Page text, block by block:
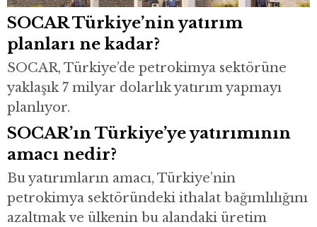
SOCAR Türkiye’nin yatırım
planları ne kadar?
SOCAR, Türkiye’de petrokimya sektörüne
yaklaşık 7 milyar dolarlık yatırım yapmayı
planlıyor.
SOCAR’ın Türkiye’ye yatırımının
amacı nedir?
Bu yatırımların amacı, Türkiye’nin
petrokimya sektöründeki ithalat bağımlılığını
azaltmak ve ülkenin bu alandaki üretim